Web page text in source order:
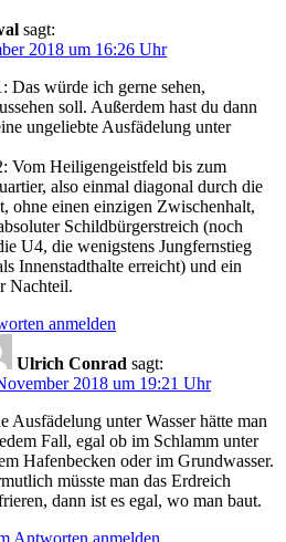
sagt:
2018 um 16:26 Uhr
Das würde ich gerne sehen,
soll. Außerdem hast du dann
ungeliebte Ausfädelung unter
Vom Heiligengeistfeld bis zum
also einmal diagonal durch die
ohne einen einzigen Zwischenhalt,
Schildbürgerstreich (noch
U4, die wenigstens Jungfernstieg
Innenstadthalte erreicht) und ein
Nachteil.
anmelden
Ulrich Conrad sagt:
2018 um 19:21 Uhr
Ausfädelung unter Wasser hätte man
Fall, egal ob im Schlamm unter
Hafenbecken oder im Grundwasser.
müsste man das Erdreich
dann ist es egal, wo man baut.
Antworten anmelden